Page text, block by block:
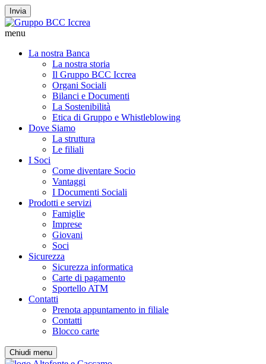
Invia
menu
La nostra Banca
La nostra storia
Il Gruppo BCC Iccrea
Organi Sociali
Bilanci e Documenti
La Sostenibilità
Etica di Gruppo e Whistleblowing
Dove Siamo
La struttura
Le filiali
I Soci
Come diventare Socio
Vantaggi
I Documenti Sociali
Prodotti e servizi
Famiglie
Imprese
Giovani
Soci
Sicurezza
Sicurezza informatica
Carte di pagamento
Sportello ATM
Contatti
Prenota appuntamento in filiale
Contatti
Blocco carte
Chiudi menu